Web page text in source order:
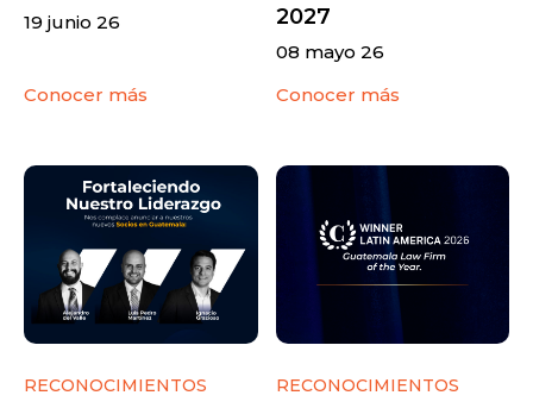
19 junio 26
Conocer más
2027
08 mayo 26
Conocer más
RECONOCIMIENTOS
RECONOCIMIENTOS